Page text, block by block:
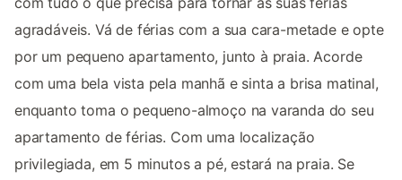
agradáveis. Vá de férias com a sua cara-metade e opte
por um pequeno apartamento, junto à praia. Acorde
com uma bela vista pela manhã e sinta a brisa matinal,
enquanto toma o pequeno-almoço na varanda do seu
apartamento de férias. Com uma localização
privilegiada, em 5 minutos a pé, estará na praia. Se